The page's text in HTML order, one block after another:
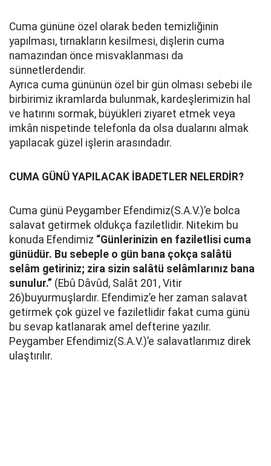
Cuma gününe özel olarak beden temizliğinin
yapılması, tırnakların kesilmesi, dişlerin cuma
namazından önce misvaklanması da
sünnetlerdendir.
Ayrıca cuma gününün özel bir gün olması sebebi ile
birbirimiz ikramlarda bulunmak, kardeşlerimizin hal
ve hatırını sormak, büyükleri ziyaret etmek veya
imkân nispetinde telefonla da olsa dualarını almak
yapılacak güzel işlerin arasındadır.
CUMA GÜNÜ YAPILACAK İBADETLER NELERDİR?
Cuma günü Peygamber Efendimiz(S.A.V.)’e bolca
salavat getirmek oldukça faziletlidir. Nitekim bu
konuda Efendimiz “Günlerinizin en faziletlisi cuma
günüdür. Bu sebeple o gün bana çokça salâtü
selâm getiriniz; zira sizin salâtü selâmlarınız bana
sunulur.” (Ebû Dâvûd, Salât 201, Vitir
26)buyurmuşlardır. Efendimiz’e her zaman salavat
getirmek çok güzel ve faziletlidir fakat cuma günü
bu sevap katlanarak amel defterine yazılır.
Peygamber Efendimiz(S.A.V.)’e salavatlarımız direk
ulaştırılır.